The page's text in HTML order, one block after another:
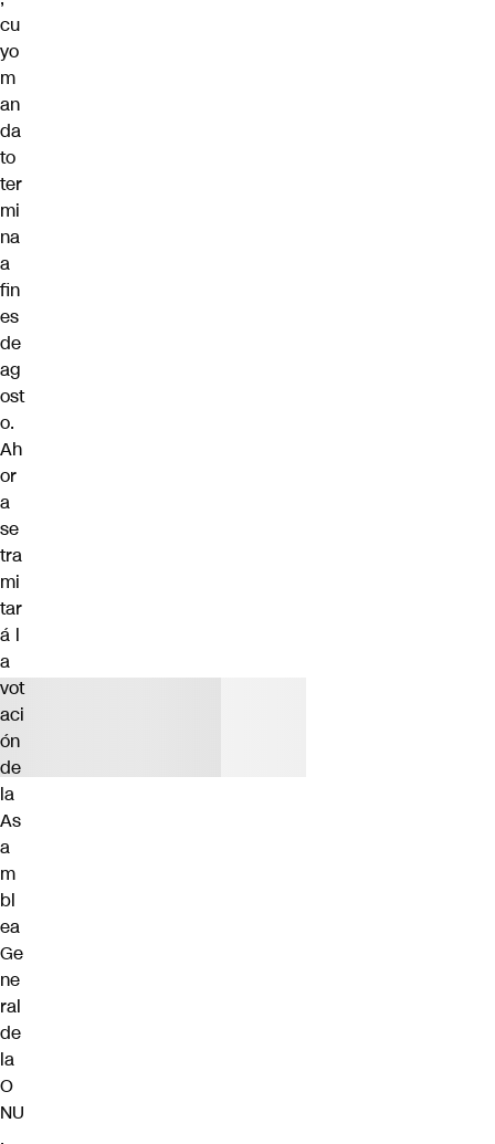
cu
yo
m
an
da
to
ter
mi
na
a
fin
es
de
ag
ost
o.
Ah
or
a
se
tra
mi
tar
á l
a
vot
aci
ón
de
la
As
a
m
bl
ea
Ge
ne
ral
de
la
O
NU
,